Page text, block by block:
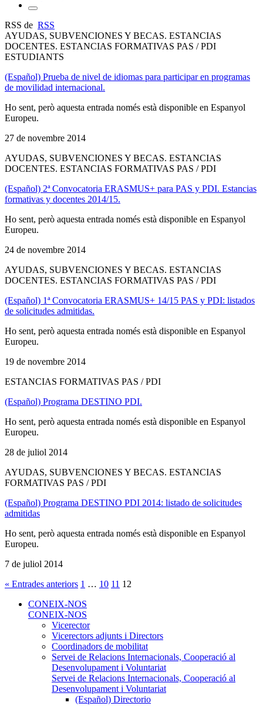
RSS de RSS
AYUDAS, SUBVENCIONES Y BECAS. ESTANCIAS
DOCENTES. ESTANCIAS FORMATIVAS PAS / PDI
ESTUDIANTS
(Español) Prueba de nivel de idiomas para participar en programas
de movilidad internacional.
Ho sent, però aquesta entrada només està disponible en Espanyol
Europeu.
27 de novembre 2014
AYUDAS, SUBVENCIONES Y BECAS. ESTANCIAS
DOCENTES. ESTANCIAS FORMATIVAS PAS / PDI
(Español) 2ª Convocatoria ERASMUS+ para PAS y PDI. Estancias
formativas y docentes 2014/15.
Ho sent, però aquesta entrada només està disponible en Espanyol
Europeu.
24 de novembre 2014
AYUDAS, SUBVENCIONES Y BECAS. ESTANCIAS
DOCENTES. ESTANCIAS FORMATIVAS PAS / PDI
(Español) 1ª Convocatoria ERASMUS+ 14/15 PAS y PDI: listados
de solicitudes admitidas.
Ho sent, però aquesta entrada només està disponible en Espanyol
Europeu.
19 de novembre 2014
ESTANCIAS FORMATIVAS PAS / PDI
(Español) Programa DESTINO PDI.
Ho sent, però aquesta entrada només està disponible en Espanyol
Europeu.
28 de juliol 2014
AYUDAS, SUBVENCIONES Y BECAS. ESTANCIAS
FORMATIVAS PAS / PDI
(Español) Programa DESTINO PDI 2014: listado de solicitudes
admitidas
Ho sent, però aquesta entrada només està disponible en Espanyol
Europeu.
7 de juliol 2014
« Entrades anteriors 1 … 10 11 12
CONEIX-NOS
CONEIX-NOS
Vicerector
Vicerectors adjunts i Directors
Coordinadors de mobilitat
Servei de Relacions Internacionals, Cooperació al
Desenvolupament i Voluntariat
Servei de Relacions Internacionals, Cooperació al
Desenvolupament i Voluntariat
(Español) Directorio